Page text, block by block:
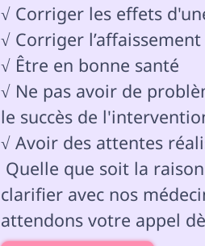
√ Corriger les effets
√ Corriger
√ Être en bonne santé
√ Ne pas avoir de
le succès de
√ Avoir des attentes
clarifier avec nos
attendons votre appel